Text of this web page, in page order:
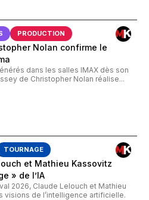
PRODUCTION
Nolan confirme le
dans les salles IMAX dès son
de Christopher Nolan réalise...
TOURNAGE
et Mathieu Kassovitz
» de l’IA
2026, Claude Lelouch et Mathieu
visions de l’intelligence artificielle.